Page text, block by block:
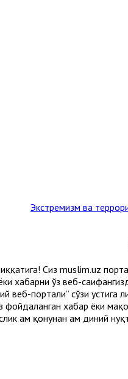
Экстремизм ва
Сиз muslim.uz
хабарни ўз веб-
веб-портали” сўзи
фойдаланган хабар ёки
ҳам қонунан ҳам диний